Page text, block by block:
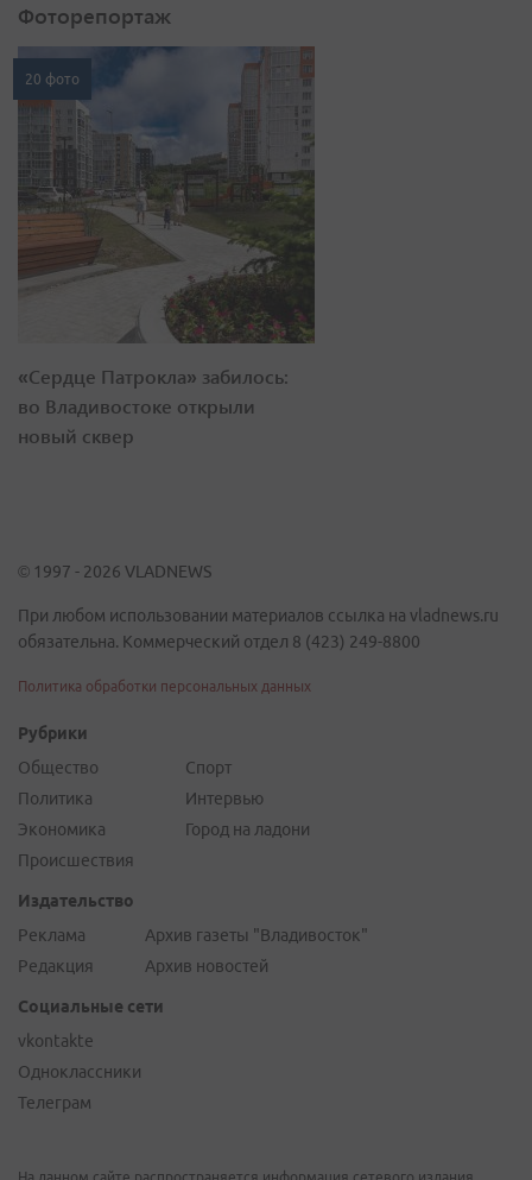
Фоторепортаж
20 фото
«Сердце Патрокла» забилось:
во Владивостоке открыли
новый сквер
© 1997 - 2026 VLADNEWS
При любом использовании материалов ссылка на vladnews.ru
обязательна. Коммерческий отдел 8 (423) 249-8800
Политика обработки персональных данных
Рубрики
Общество
Политика
Экономика
Происшествия
Спорт
Интервью
Город на ладони
Издательство
Реклама
Редакция
Архив газеты "Владивосток"
Архив новостей
Социальные сети
vkontakte
Одноклассники
Телеграм